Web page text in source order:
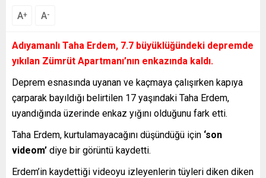
A+ A-
Adıyamanlı Taha Erdem, 7.7 büyüklüğündeki depremde
yıkılan Zümrüt Apartmanı’nın enkazında kaldı.
Deprem esnasında uyanan ve kaçmaya çalışırken kapıya
çarparak bayıldığı belirtilen 17 yaşındaki Taha Erdem,
uyandığında üzerinde enkaz yığını olduğunu fark etti.
Taha Erdem, kurtulamayacağını düşündüğü için ‘son
videom’ diye bir görüntü kaydetti.
Erdem’in kaydettiği videoyu izleyenlerin tüyleri diken diken